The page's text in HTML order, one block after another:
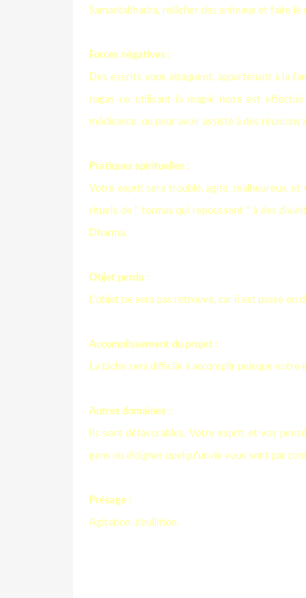
Samantabhadra, relâcher des animaux et faire
Forces négatives :
Des esprits vous attaquent, appartenant à la
nagas ou utilisant la magie noire est
médisance, ou pour avoir assisté à des
Pratiques spirituelles :
Votre esprit sera troublé, agité, malheureux, et
rituels de " tormas qui repoussent " à des
Dharma.
Objet perdu :
L'objet ne sera pas retrouvé, car il est passé en
Accomplissement du projet :
La tâche sera difficile à accomplir puisque
Autres domaines :
Ils sont défavorables. Votre esprit et vos
gens ou éloigner quelqu'un de vous sont par
Présage :
Agitation, ébullition.